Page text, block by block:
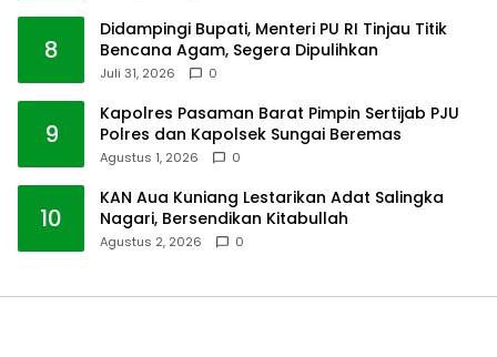
8
Didampingi Bupati, Menteri PU RI Tinjau Titik
Bencana Agam, Segera Dipulihkan
Juli 31, 2026 0
9
Kapolres Pasaman Barat Pimpin Sertijab PJU
Polres dan Kapolsek Sungai Beremas
Agustus 1, 2026 0
10
KAN Aua Kuniang Lestarikan Adat Salingka
Nagari, Bersendikan Kitabullah
Agustus 2, 2026 0